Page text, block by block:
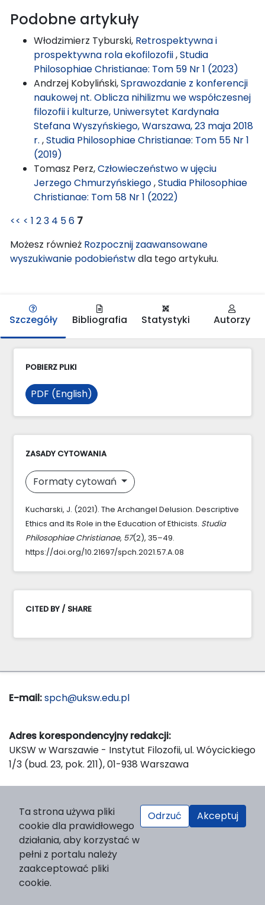
Podobne artykuły
Włodzimierz Tyburski, Retrospektywna i
prospektywna rola ekofilozofii,Studia
Philosophiae Christianae: Tom 59 Nr 1 (2023)
Andrzej Kobyliński,Sprawozdanie z konferencji
naukowej nt. Oblicza nihilizmu we współczesnej
filozofii i kulturze, Uniwersytet Kardynała
Stefana Wyszyńskiego, Warszawa, 23 maja 2018
r. ,Studia Philosophiae Christianae: Tom 55 Nr 1
(2019)
Tomasz Perz,Człowieczeństwo w ujęciu
Jerzego Chmurzyńskiego,Studia Philosophiae
Christianae: Tom 58 Nr 1 (2022)
<< < 1 23 4 56 7
Możesz również Rozpocznij zaawansowane
wyszukiwanie podobieństwdla tego artykułu.
Szczegóły Bibliografia Statystyki Autorzy
POBIERZ PLIKI
PDF (English)
ZASADY CYTOWANIA
Formaty cytowań
Kucharski, J. (2021). The Archangel Delusion. Descriptive
Ethics and Its Role in the Education of Ethicists. Studia
Philosophiae Christianae, 57(2), 35–49.
https://doi.org/10.21697/spch.2021.57.A.08
CITED BY / SHARE
E-mail:spch@uksw.edu.pl
Adres korespondencyjny redakcji:
UKSW w Warszawie - Instytut Filozofii, ul. Wóycickiego
1/3 (bud. 23, pok. 211), 01-938 Warszawa
Wydawnictwo Naukowe UKSW, ul. Dewajtis 5, domek
nr 2, 01-815 Warszawa
Strona WWW Wydawnictwa
e-mail: wydawnictwo@uksw.edu.pl
Ta strona używa pliki
cookie dla prawidłowego
działania, aby korzystać w
pełni z portalu należy
zaakceptować pliki
cookie.
Odrzuć Akceptuj